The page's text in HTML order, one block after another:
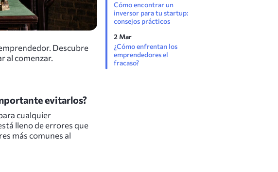
Cómo encontrar un
inversor para tu startup:
consejos prácticos
2 Mar
¿Cómo enfrentan los
emprendedores el
fracaso?
Descubre
al comenzar.
evitarlos?
cualquier
lleno de errores que
más comunes al